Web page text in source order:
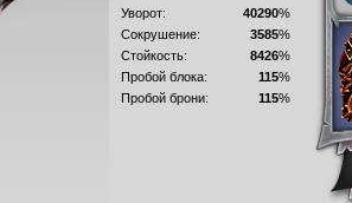
Уворот:
40290%
Сокрушение:
3585%
Стойкость:
8426%
Пробой блока:
115%
Пробой брони:
115%